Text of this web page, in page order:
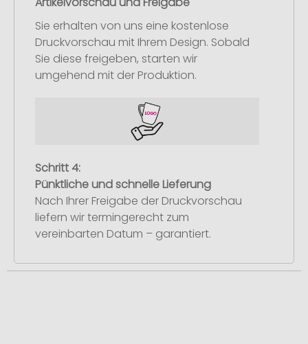
Sie erhalten von uns eine kostenlose
Druckvorschau mit Ihrem Design. Sobald
Sie diese freigeben, starten wir
umgehend mit der Produktion.
Schritt 4:
Pünktliche und schnelle Lieferung
Nach Ihrer Freigabe der Druckvorschau
liefern wir termingerecht zum
vereinbarten Datum – garantiert.